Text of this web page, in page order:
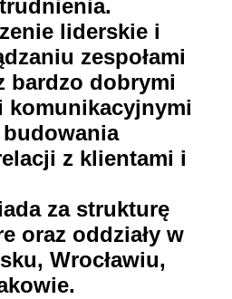
liderskie i
zespołami
bardzo dobrymi
komunikacyjnymi
z klientami i
za strukturę
oraz oddziały w
Wrocławiu,